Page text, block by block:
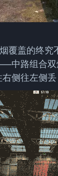
盖的终究
中路组合双
侧往左侧丢